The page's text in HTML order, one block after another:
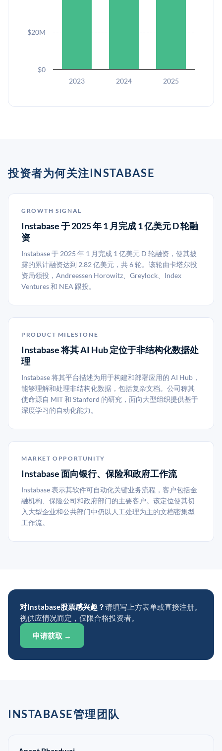
2023 2024 2025
$0
$20M
投资者为何关注INSTABASE
GROWTH SIGNAL
Instabase 于 2025 年 1 月完成 1 亿美元 D 轮融
资
Instabase 于 2025 年 1 月完成 1 亿美元 D 轮融资，使其披
露的累计融资达到 2.82 亿美元，共 6 轮。该轮由卡塔尔投
资局领投，Andreessen Horowitz、Greylock、Index
Ventures 和 NEA 跟投。
PRODUCT MILESTONE
Instabase 将其 AI Hub 定位于非结构化数据处
理
Instabase 将其平台描述为用于构建和部署应用的 AI Hub，
能够理解和处理非结构化数据，包括复杂文档。公司称其
使命源自 MIT 和 Stanford 的研究，面向大型组织提供基于
深度学习的自动化能力。
MARKET OPPORTUNITY
Instabase 面向银行、保险和政府工作流
Instabase 表示其软件可自动化关键业务流程，客户包括金
融机构、保险公司和政府部门的主要客户。该定位使其切
入大型企业和公共部门中仍以人工处理为主的文档密集型
工作流。
对Instabase股票感兴趣？请填写上方表单或直接注册。
视供应情况而定，仅限合格投资者。
申请获取 →
INSTABASE管理团队